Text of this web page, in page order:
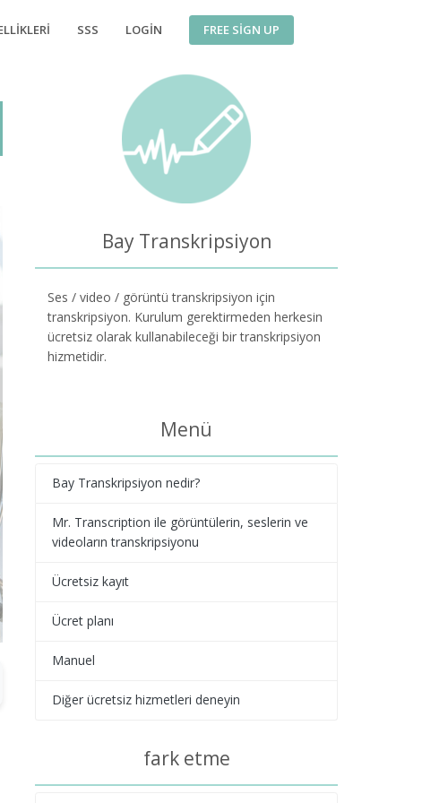
SSS LOGIN FREE SIGN UP
Bay Transkripsiyon
Ses / video / görüntü transkripsiyon için
transkripsiyon. Kurulum gerektirmeden herkesin
ücretsiz olarak kullanabileceği bir transkripsiyon
hizmetidir.
Menü
Bay Transkripsiyon nedir?
Mr. Transcription ile görüntülerin, seslerin ve
videoların transkripsiyonu
Ücretsiz kayıt
Ücret planı
Manuel
Diğer ücretsiz hizmetleri deneyin
fark etme